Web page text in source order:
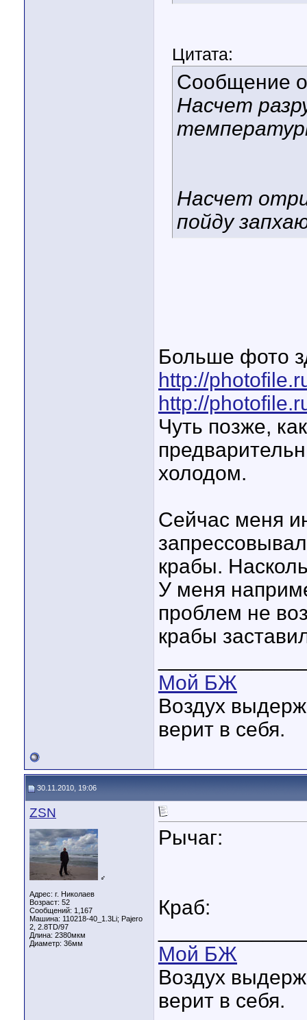
Цитата:
Сообщение
Насчет
Насчет
пойду
Больше фото
http://
http://
Чуть позже,
холодом.
Сейчас меня
крабы.
У меня
проблем не
крабы
Мой БЖ
Воздух
верит в себя.
30.11.2010, 19:06
ZSN
♂
Адрес: г. Николаев
Возраст: 52
Сообщений: 1,167
Машина: 110218-40_1.3Li; Pajero
2, 2.8TD/97
Длина: 2380мкм
Диаметр: 36мм
Рычаг:
Краб:
Мой БЖ
Воздух
верит в себя.